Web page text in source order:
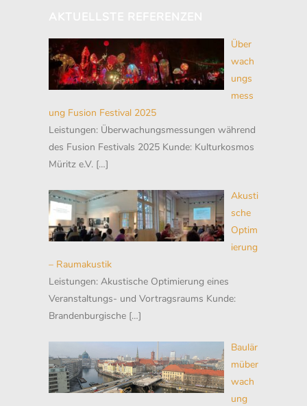
Über
wach
ungs
mess
ung Fusion Festival 2025
Leistungen: Überwachungsmessungen während
des Fusion Festivals 2025 Kunde: Kulturkosmos
Müritz e.V. […]
Akusti
sche
Optim
ierung
– Raumakustik
Leistungen: Akustische Optimierung eines
Veranstaltungs- und Vortragsraums Kunde:
Brandenburgische […]
Baulär
müber
wach
ung